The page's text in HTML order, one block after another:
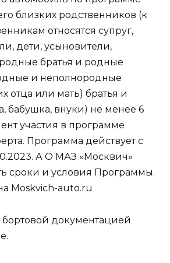
близких родственников (к
относятся супруг,
дети, усыновители,
братья и родные
и неполнородные
или мать) братья и
бабушка, внуки) не менее 6
участия в программе
Программа действует с
А О МАЗ «Москвич»
сроки и условия Программы.
Moskvich-auto.ru
документацией